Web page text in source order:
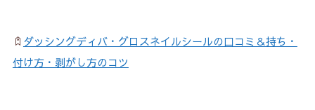
ダッシングディバ・グロスネイルシールの口コミ＆持ち・
付け方・剥がし方のコツ